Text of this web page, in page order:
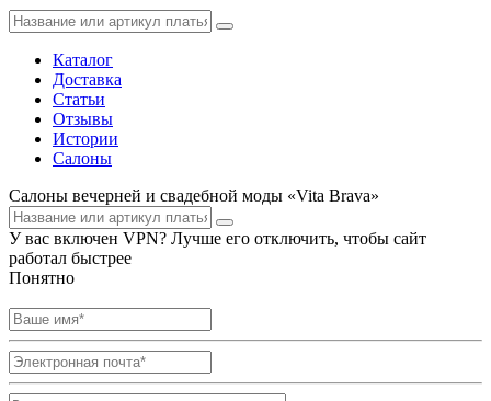
Каталог
Доставка
Статьи
Отзывы
Истории
Салоны
Салоны вечерней и свадебной моды «Vita Brava»
У вас включен VPN? Лучше его отключить, чтобы сайт
работал быстрее
Понятно